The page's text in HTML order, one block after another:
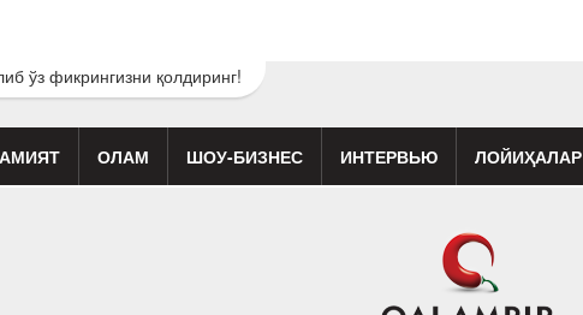
ўз фикрингизни қолдиринг!
ОЛАМ ШОУ-БИЗНЕС ИНТЕРВЬЮ ЛОЙИҲАЛАР